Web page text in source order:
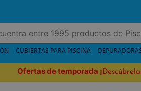
CUBIERTAS PARA PISCINA DEPURADORAS
Ofertas de temporada ¡